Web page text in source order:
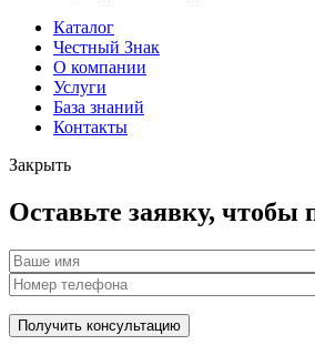
Каталог
Честный Знак
О компании
Услуги
База знаний
Контакты
Закрыть
Оставьте заявку, чтобы